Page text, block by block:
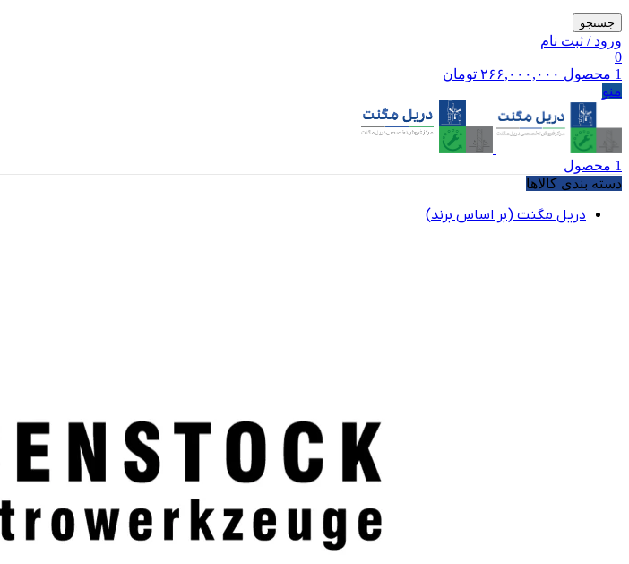
جستجو
ورود / ثبت نام
0
1 محصول ۲۶۶,۰۰۰,۰۰۰ تومان
منو
1 محصول
دسته بندی کالاها
دریل مگنت (بر اساس برند)